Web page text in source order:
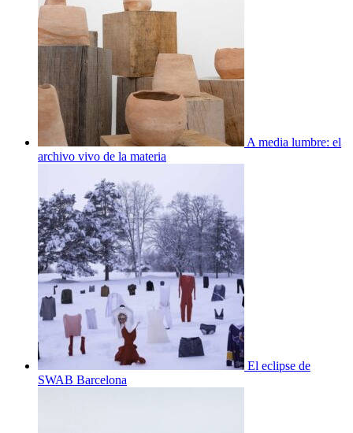
A media lumbre: el
archivo vivo de la materia
El eclipse de
SWAB Barcelona